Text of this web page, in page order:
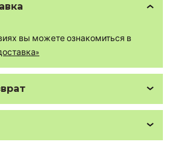
вы можете ознакомиться в